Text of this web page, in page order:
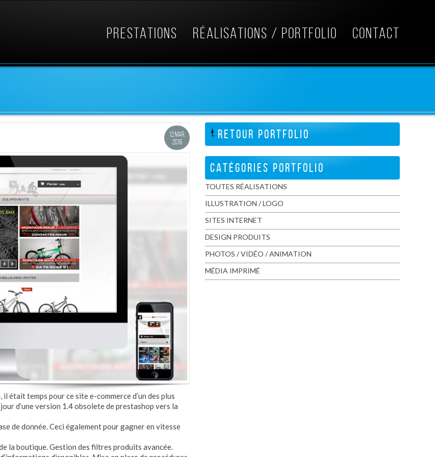
PRESTATIONS RÉALISATIONS / PORTFOLIO CONTACT
12 MAR.
2016
était temps pour ce site e-commerce d’un des plus
d’une version 1.4 obsolete de prestashop vers la
de donnée. Ceci également pour gagner en vitesse
la boutique. Gestion des filtres produits avancée.
RETOUR PORTFOLIO
CATÉGORIES PORTFOLIO
TOUTES RÉALISATIONS
ILLUSTRATION / LOGO
SITES INTERNET
DESIGN PRODUITS
PHOTOS / VIDÉO / ANIMATION
MÉDIA IMPRIMÉ